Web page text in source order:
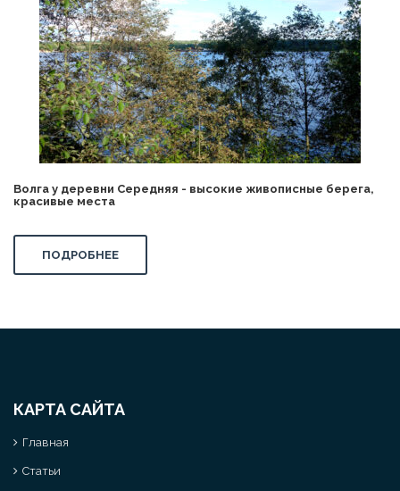
Волга у деревни Середняя - высокие живописные берега,
красивые места
ПОДРОБНЕЕ
КАРТА САЙТА
Главная
Статьи